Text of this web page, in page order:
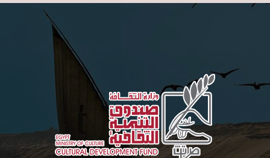
Skip to main content